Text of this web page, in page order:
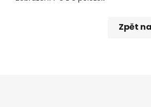
Zpět